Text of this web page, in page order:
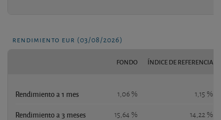
rendimiento eur (03/08/2026)
FONDO ÍNDICE DE REFERENCIA
Rendimiento a 1 mes 1,06 % 1,15 %
Rendimiento a 3 meses 15,64 % 14,22 %